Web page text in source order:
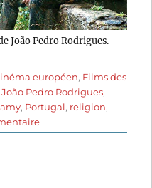
João Pedro Rodrigues.
européen, Films des
João Pedro Rodrigues,
, Portugal, religion,
sur
L’ornithologue